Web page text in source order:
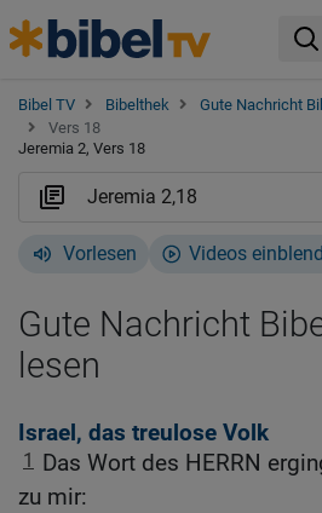
Bibel TV Bibelthek Gute Nachricht
Vers 18
Jeremia 2, Vers 18
Vorlesen Videos
Gute Nachricht
lesen
Israel, das treulose Volk
1
Das Wort des HERRN
zu mir: